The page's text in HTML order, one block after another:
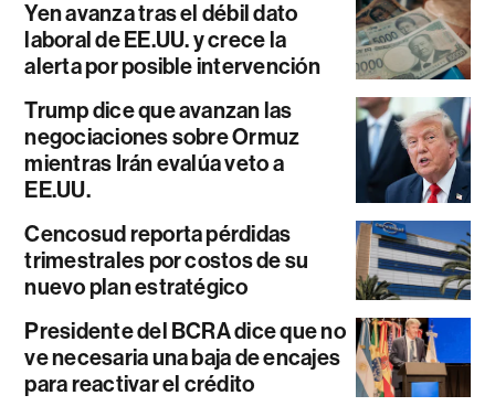
Yen avanza tras el débil dato
laboral de EE.UU. y crece la
alerta por posible intervención
Trump dice que avanzan las
negociaciones sobre Ormuz
mientras Irán evalúa veto a
EE.UU.
Cencosud reporta pérdidas
trimestrales por costos de su
nuevo plan estratégico
Presidente del BCRA dice que no
ve necesaria una baja de encajes
para reactivar el crédito